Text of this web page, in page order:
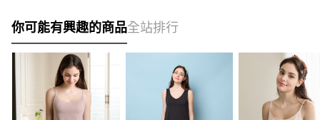
你可能有興趣的商品全站排行